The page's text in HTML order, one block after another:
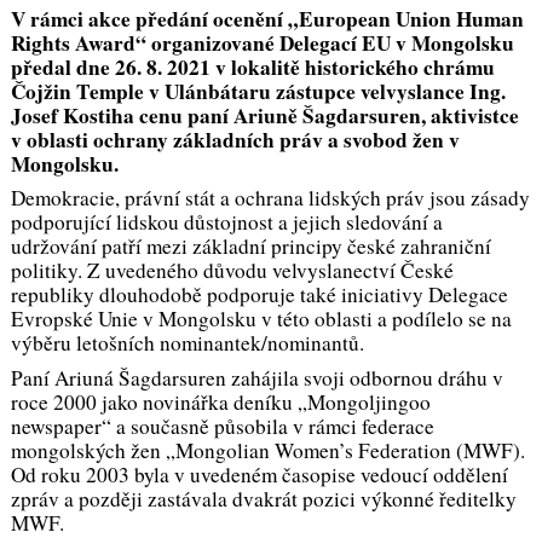
V rámci akce předání ocenění „European Union Human
Rights Award“ organizované Delegací EU v Mongolsku
předal dne 26. 8. 2021 v lokalitě historického chrámu
Čojžin Temple v Ulánbátaru zástupce velvyslance Ing.
Josef Kostiha cenu paní Ariuně Šagdarsuren, aktivistce
v oblasti ochrany základních práv a svobod žen v
Mongolsku.
Demokracie, právní stát a ochrana lidských práv jsou zásady
podporující lidskou důstojnost a jejich sledování a
udržování patří mezi základní principy české zahraniční
politiky. Z uvedeného důvodu velvyslanectví České
republiky dlouhodobě podporuje také iniciativy Delegace
Evropské Unie v Mongolsku v této oblasti a podílelo se na
výběru letošních nominantek/nominantů.
Paní Ariuná Šagdarsuren zahájila svoji odbornou dráhu v
roce 2000 jako novinářka deníku „Mongoljingoo
newspaper“ a současně působila v rámci federace
mongolských žen „Mongolian Women’s Federation (MWF).
Od roku 2003 byla v uvedeném časopise vedoucí oddělení
zpráv a později zastávala dvakrát pozici výkonné ředitelky
MWF.